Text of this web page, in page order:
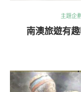
主題企劃
南澳旅遊有